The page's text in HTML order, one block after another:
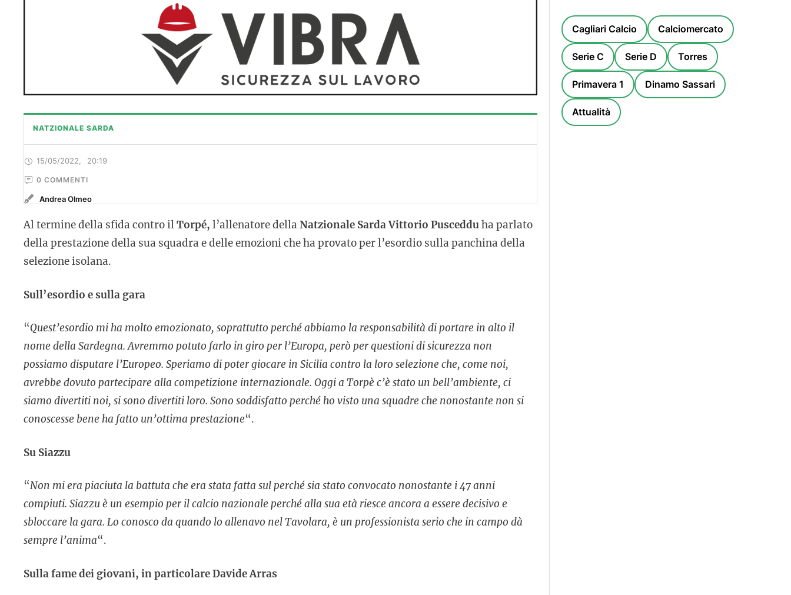
NATZIONALE SARDA
15/05/2022, 20:19
0 COMMENTI
Andrea Olmeo
Al termine della sfida contro ilTorpé, l’allenatore della Natzionale Sarda Vittorio Puscedduha parlato
della prestazione della sua squadra e delle emozioni che ha provato per l’esordio sulla panchina della
selezione isolana.
Sull’esordio e sulla gara
“Quest’esordio mi ha molto emozionato, soprattutto perché abbiamo la responsabilità di portare in alto il
nome della Sardegna. Avremmo potuto farlo in giro per l’Europa, però per questioni di sicurezza non
possiamo disputare l’Europeo. Speriamo di poter giocare in Sicilia contro la loro selezione che, come noi,
avrebbe dovuto partecipare alla competizione internazionale. Oggi a Torpè c’è stato un bell’ambiente, ci
siamo divertiti noi, si sono divertiti loro. Sono soddisfatto perché ho visto una squadre che nonostante non si
conoscesse bene ha fatto un’ottima prestazione“.
Su Siazzu
“Non mi era piaciuta la battuta che era stata fatta sul perché sia stato convocato nonostante i 47 anni
compiuti. Siazzu è un esempio per il calcio nazionale perché alla sua età riesce ancora a essere decisivo e
sbloccare la gara. Lo conosco da quando lo allenavo nel Tavolara, è un professionista serio che in campo dà
sempre l’anima“.
Sulla fame dei giovani, in particolare Davide Arras
Cagliari Calcio Calciomercato
Serie C Serie D Torres
Primavera 1 Dinamo Sassari
Attualità